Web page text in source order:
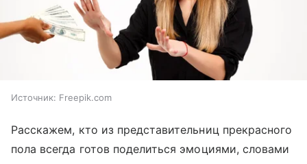
Источник: Freepik.com
Расскажем, кто из представительниц прекрасного
пола всегда готов поделиться эмоциями, словами